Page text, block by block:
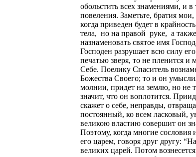
обольстить всех знамениями, и
повеления. Заметьте, братия
когда приведен будет в
тела, но на правой руке, а
назнаменовать святое имя
Господен разрушает всю силу
печатью зверя, то не пленится
Себе. Поелику Спаситель
Божества Своего; то и он
молнии, придет на землю, но не
значит, что он воплотится.
скажет о себе, неправды,
постоянный, ко всем ласковый,
великою властию совершит он
Поэтому, когда многие
его царем, говоря друг другу:
великих царей. Потом